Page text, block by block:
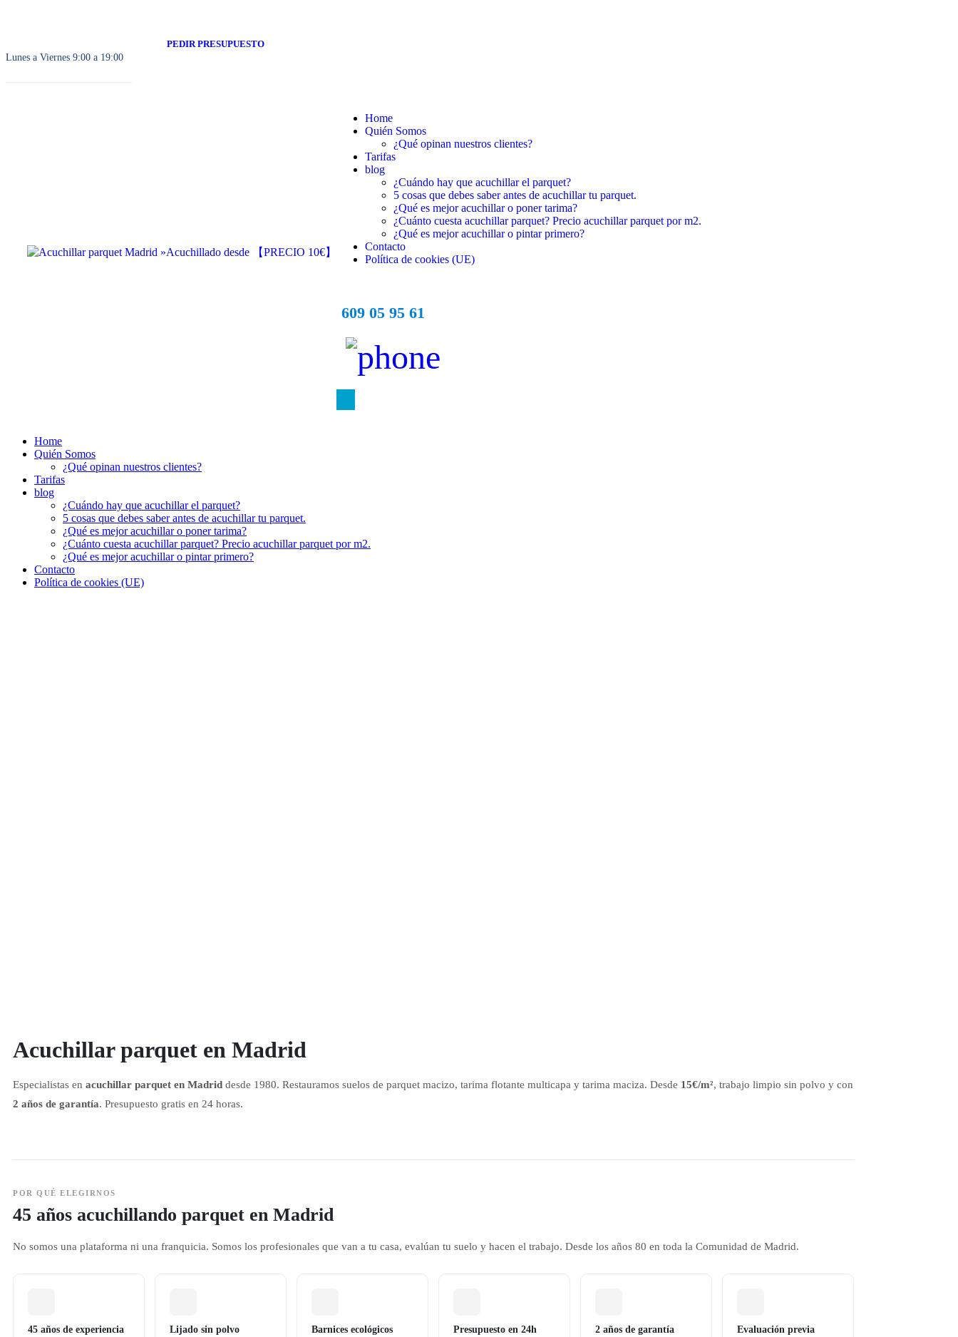
Lunes a Viernes 9:00 a 19:00
PEDIR PRESUPUESTO
Home
Quién Somos
¿Qué opinan nuestros clientes?
Tarifas
blog
¿Cuándo hay que acuchillar el parquet?
5 cosas que debes saber antes de acuchillar tu parquet.
¿Qué es mejor acuchillar o poner tarima?
¿Cuánto cuesta acuchillar parquet? Precio acuchillar parquet por m2.
¿Qué es mejor acuchillar o pintar primero?
Contacto
Política de cookies (UE)
609 05 95 61
Home
Quién Somos
¿Qué opinan nuestros clientes?
Tarifas
blog
¿Cuándo hay que acuchillar el parquet?
5 cosas que debes saber antes de acuchillar tu parquet.
¿Qué es mejor acuchillar o poner tarima?
¿Cuánto cuesta acuchillar parquet? Precio acuchillar parquet por m2.
¿Qué es mejor acuchillar o pintar primero?
Contacto
Política de cookies (UE)
Acuchillar parquet en Madrid
Especialistas en acuchillar parquet en Madrid desde 1980. Restauramos suelos de parquet macizo, tarima flotante multicapa y tarima maciza. Desde 15€/m², trabajo limpio sin polvo y con
2 años de garantía. Presupuesto gratis en 24 horas.
POR QUÉ ELEGIRNOS
45 años acuchillando parquet en Madrid
No somos una plataforma ni una franquicia. Somos los profesionales que van a tu casa, evalúan tu suelo y hacen el trabajo. Desde los años 80 en toda la Comunidad de Madrid.
45 años de experiencia
Lijado sin polvo
Barnices ecológicos
Presupuesto en 24h
2 años de garantía
Evaluación previa